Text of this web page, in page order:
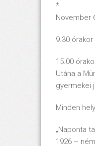
*
November
9.30
15.00
Utána a
gyermekei
Minden
„Naponta
1926 –